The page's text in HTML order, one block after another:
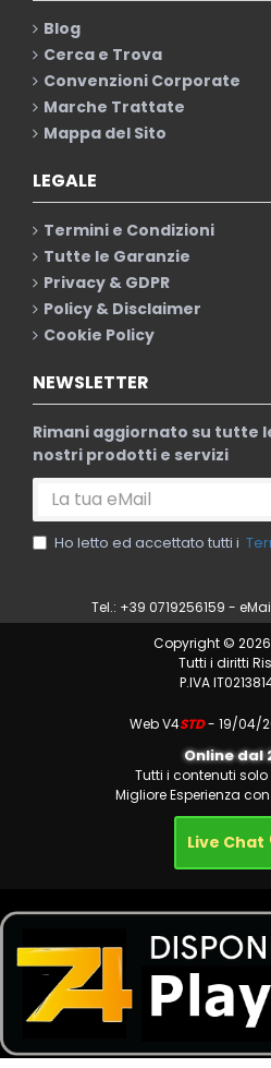
Blog
Cerca e Trova
Convenzioni Corporate
Marche Trattate
Mappa del Sito
LEGALE
Termini e Condizioni
Tutte le Garanzie
Privacy & GDPR
Policy & Disclaimer
Cookie Policy
NEWSLETTER
Rimani aggiornato su tutte
nostri prodotti e servizi
Ho letto ed accettato tutti i
Tel.: +39 0719256159 -
Copyright © 2026
Tutti i diritti
P.IVA
Web V4STD- 19/04/
Online dal
Tutti i contenuti solo
Migliore Esperienza con
Live Chat